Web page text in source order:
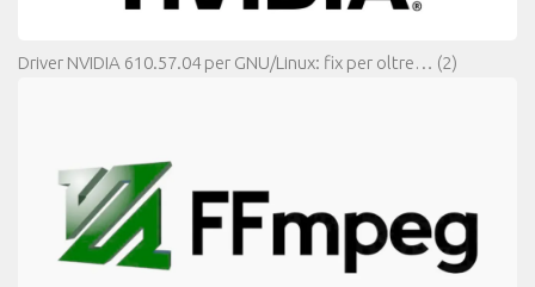
Driver NVIDIA 610.57.04 per GNU/Linux: fix per oltre… (2)